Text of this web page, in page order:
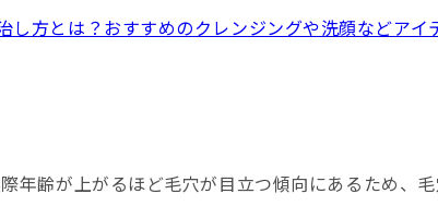
し方とは？おすすめのクレンジングや洗顔などアイ
年齢が上がるほど毛穴が目立つ傾向にあるため、